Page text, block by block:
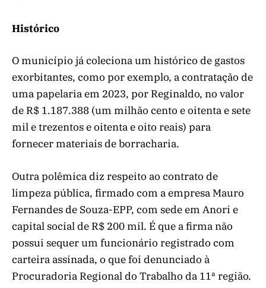
Histórico
O município já coleciona um histórico de gastos
exorbitantes, como por exemplo, a contratação de
uma papelaria em 2023, por Reginaldo, no valor
de R$ 1.187.388 (um milhão cento e oitenta e sete
mil e trezentos e oitenta e oito reais) para
fornecer materiais de borracharia.
Outra polêmica diz respeito ao contrato de
limpeza pública, firmado com a empresa Mauro
Fernandes de Souza-EPP, com sede em Anori e
capital social de R$ 200 mil. É que a firma não
possui sequer um funcionário registrado com
carteira assinada, o que foi denunciado à
Procuradoria Regional do Trabalho da 11ª região.